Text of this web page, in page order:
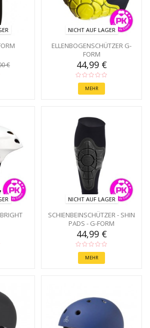
€
NICHT AUF LAGER
ELLENBOGENSCHÜTZER G-
FORM
44,99 €
MEHR
NICHT AUF LAGER
SCHIENBEINSCHÜTZER - SHIN
PADS - G-FORM
44,99 €
MEHR